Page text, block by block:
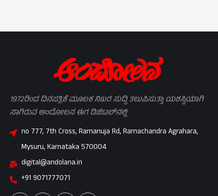
1972ರಿಂದ ದಿನಪತ್ರಿಕೆ ಮೂಲಕ ನಿಖರ ಸುದ್ದಿ ತಲುಪಿಸುತ್ತಾ ಯಶಸ್ವಿಯಾಗಿ
ಸಾಗಿರುವ ಆಂದೋಲನ ಈಗ ಡಿಜಿಟಲ್‌ನಲ್ಲಿ
no 777, 7th Cross, Ramanuja Rd, Ramachandra Agrahara,
Mysuru, Karnataka 570004
digital@andolana.in
+91 9071777071